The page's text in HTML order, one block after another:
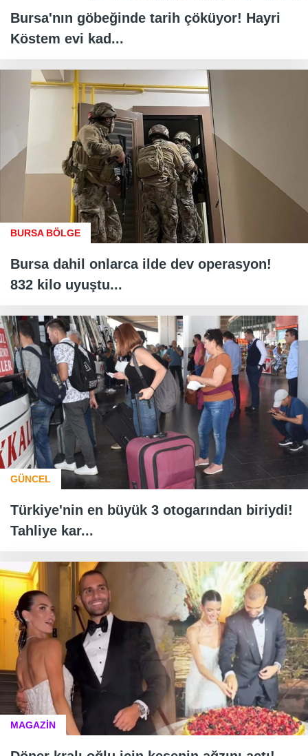
Bursa'nın göbeğinde tarih çöküyor! Hayri
Köstem evi kad...
BURSA BÖLGE
Bursa dahil onlarca ilde dev operasyon!
832 kilo uyuştu...
GÜNCEL
Türkiye'nin en büyük 3 otogarından biriydi!
Tahliye kar...
MAGAZİN